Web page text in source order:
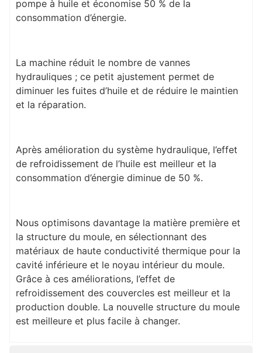
pompe à huile et économise 50 % de la
consommation d’énergie.
La machine réduit le nombre de vannes
hydrauliques ; ce petit ajustement permet de
diminuer les fuites d’huile et de réduire le maintien
et la réparation.
Après amélioration du système hydraulique, l’effet
de refroidissement de l’huile est meilleur et la
consommation d’énergie diminue de 50 %.
Nous optimisons davantage la matière première et
la structure du moule, en sélectionnant des
matériaux de haute conductivité thermique pour la
cavité inférieure et le noyau intérieur du moule.
Grâce à ces améliorations, l’effet de
refroidissement des couvercles est meilleur et la
production double. La nouvelle structure du moule
est meilleure et plus facile à changer.